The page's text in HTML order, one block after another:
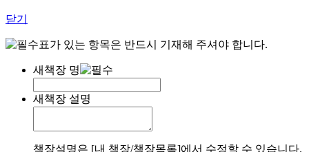
닫기
표가 있는 항목은 반드시 기재해 주셔야 합니다.
새책장 명
새책장 설명
책장설명은 [내 책장/책장목록]에서 수정할 수 있습니다.